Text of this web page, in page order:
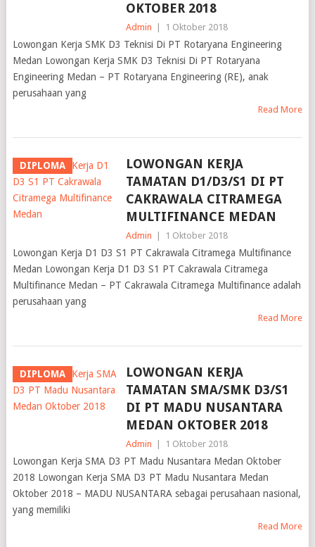
OKTOBER 2018
Admin 1 Oktober 2018
Lowongan Kerja SMK D3 Teknisi Di PT Rotaryana Engineering
Medan Lowongan Kerja SMK D3 Teknisi Di PT Rotaryana
Engineering Medan – PT Rotaryana Engineering (RE), anak
perusahaan yang
Read More
DIPLOMA
LOWONGAN KERJA
TAMATAN D1/D3/S1 DI PT
CAKRAWALA CITRAMEGA
MULTIFINANCE MEDAN
Admin 1 Oktober 2018
Lowongan Kerja D1 D3 S1 PT Cakrawala Citramega Multifinance
Medan Lowongan Kerja D1 D3 S1 PT Cakrawala Citramega
Multifinance Medan – PT Cakrawala Citramega Multifinance adalah
perusahaan yang
Read More
DIPLOMA
LOWONGAN KERJA
TAMATAN SMA/SMK D3/S1
DI PT MADU NUSANTARA
MEDAN OKTOBER 2018
Admin 1 Oktober 2018
Lowongan Kerja SMA D3 PT Madu Nusantara Medan Oktober
2018 Lowongan Kerja SMA D3 PT Madu Nusantara Medan
Oktober 2018 – MADU NUSANTARA sebagai perusahaan nasional,
yang memiliki
Read More